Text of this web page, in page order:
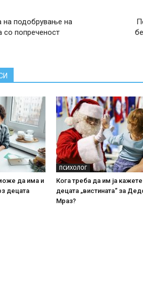
подобрување на
со попреченост
да има и
децата
ПСИХОЛОГ
Кога треба да им ја
децата „вистината“ за
Мраз?